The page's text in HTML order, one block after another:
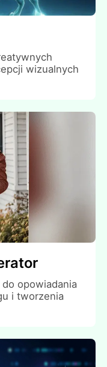
wizualnych
opowiadania
i tworzenia